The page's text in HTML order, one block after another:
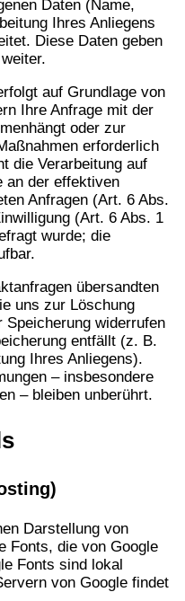
Daten (Name,
Ihres Anliegens
Diese Daten geben
auf Grundlage von
Ihre Anfrage mit der
oder zur
erforderlich
die Verarbeitung auf
an der effektiven
Anfragen (Art. 6 Abs.
(Art. 6 Abs. 1
wurde; die
übersandten
uns zur Löschung
widerrufen
entfällt (z. B.
Ihres Anliegens).
– insbesondere
– bleiben unberührt.
Darstellung von
Fonts, die von Google
Fonts sind lokal
von Google findet